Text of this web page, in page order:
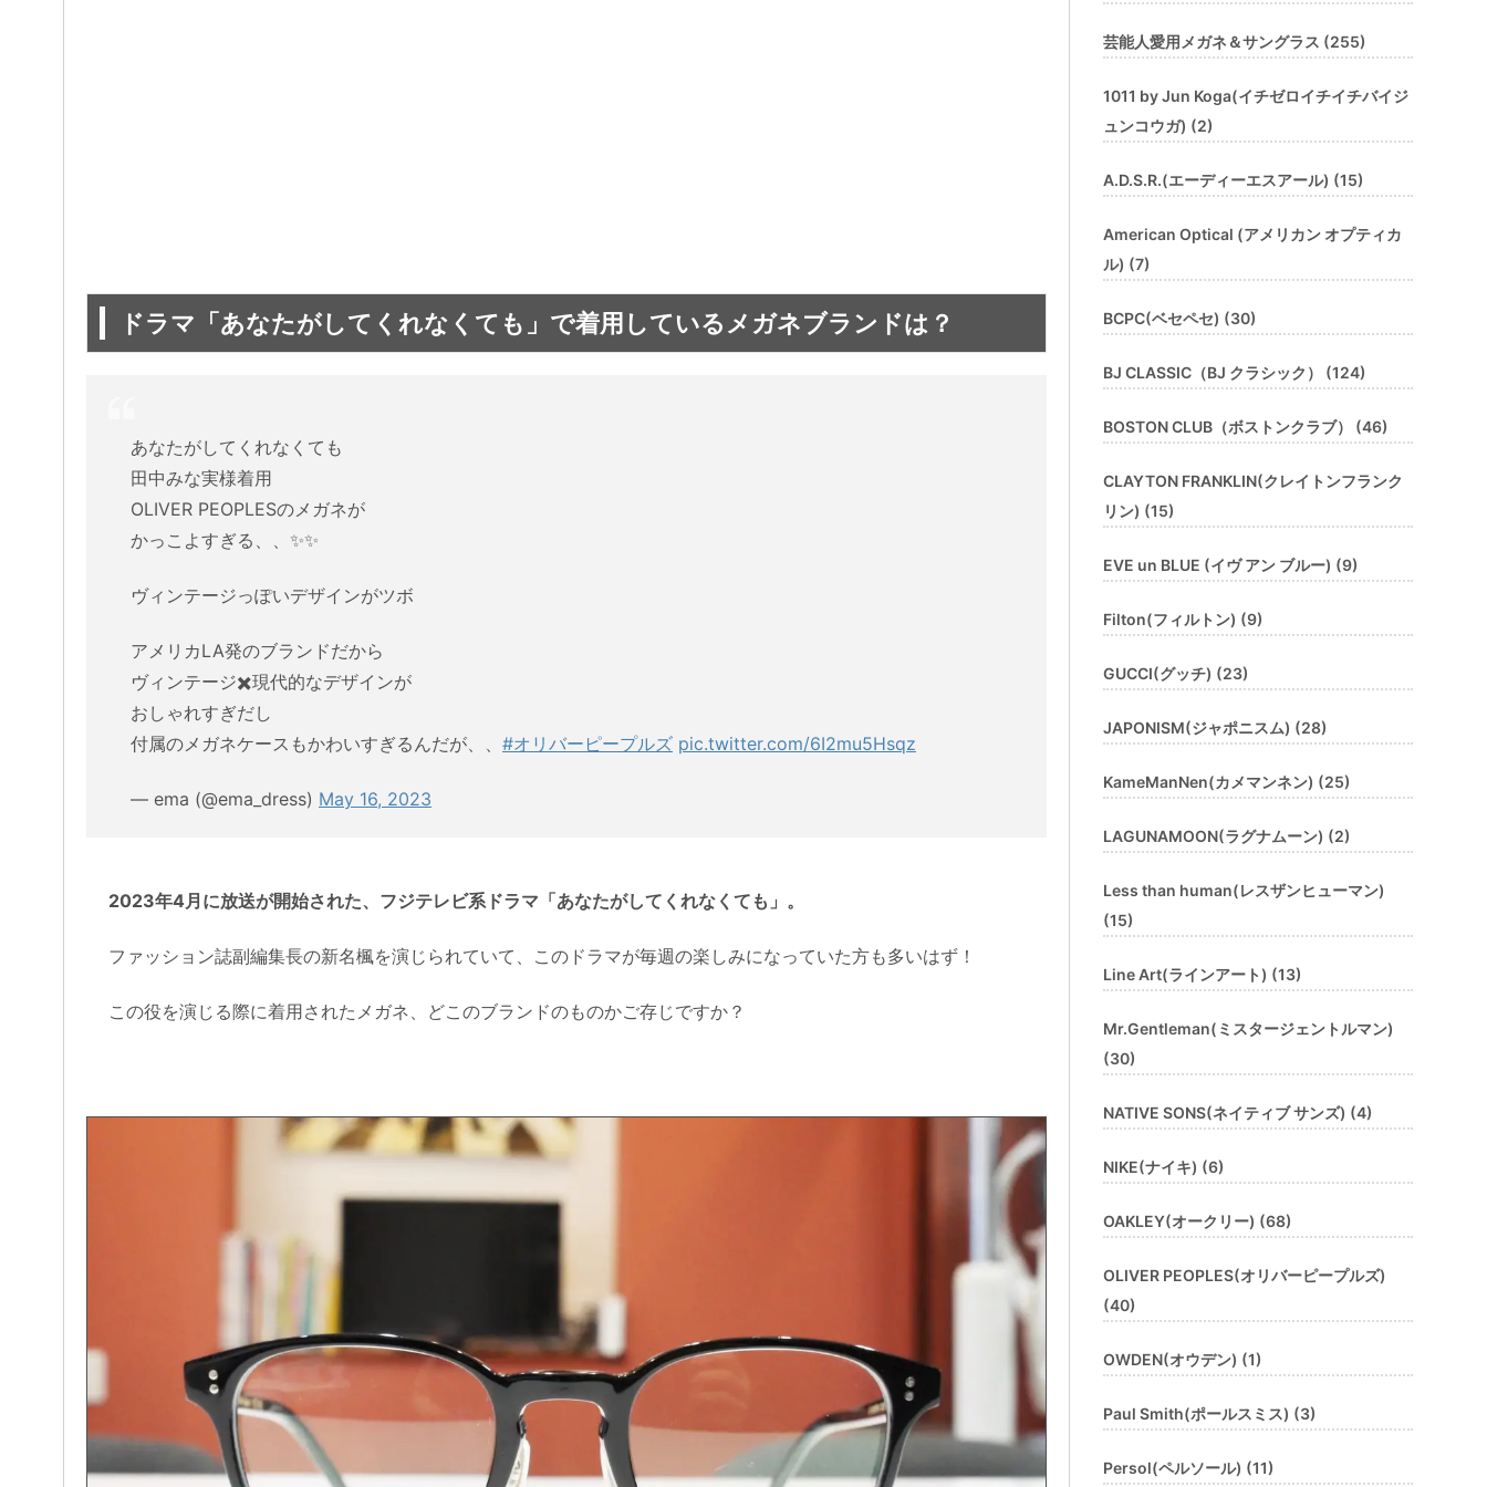
ドラマ「あなたがしてくれなくても」で着用しているメガネブランドは？
あなたがしてくれなくても
田中みな実様着用
OLIVER PEOPLESのメガネが
かっこよすぎる、、✨✨
ヴィンテージっぽいデザインがツボ
アメリカLA発のブランドだから
ヴィンテージ✖️現代的なデザインが
おしゃれすぎだし
付属のメガネケースもかわいすぎるんだが、、 #オリバーピープルズ pic.twitter.com/6I2mu5Hsqz
— ema (@ema_dress) May 16, 2023
2023年4月に放送が開始された、フジテレビ系ドラマ「あなたがしてくれなくても」。
ファッション誌副編集長の新名楓を演じられていて、このドラマが毎週の楽しみになっていた方も多いはず！
この役を演じる際に着用されたメガネ、どこのブランドのものかご存じですか？
芸能人愛用メガネ＆サングラス (255)
1011 by Jun Koga(イチゼロイチイチバイジ
ュンコウガ) (2)
A.D.S.R.(エーディーエスアール) (15)
American Optical (アメリカン オプティカ
ル) (7)
BCPC(ベセペセ) (30)
BJ CLASSIC（BJ クラシック） (124)
BOSTON CLUB（ボストンクラブ） (46)
CLAYTON FRANKLIN(クレイトンフランク
リン) (15)
EVE un BLUE (イヴ アン ブルー) (9)
Filton(フィルトン) (9)
GUCCI(グッチ) (23)
JAPONISM(ジャポニスム) (28)
KameManNen(カメマンネン) (25)
LAGUNAMOON(ラグナムーン) (2)
Less than human(レスザンヒューマン)
(15)
Line Art(ラインアート) (13)
Mr.Gentleman(ミスタージェントルマン)
(30)
NATIVE SONS(ネイティブ サンズ) (4)
NIKE(ナイキ) (6)
OAKLEY(オークリー) (68)
OLIVER PEOPLES(オリバーピープルズ)
(40)
OWDEN(オウデン) (1)
Paul Smith(ポールスミス) (3)
Persol(ペルソール) (11)